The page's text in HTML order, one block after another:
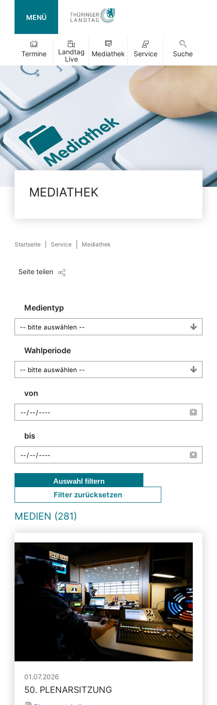
MENÜ
Termine
Landtag
Live
Mediathek Service Suche
MEDIATHEK
Startseite Service Mediathek
Seite teilen
Medientyp
Wahlperiode
von
bis
Auswahl filtern
Filter zurücksetzen
MEDIEN (281)
01.07.2026
50. PLENARSITZUNG